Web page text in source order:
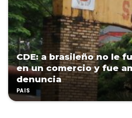
CDE: a brasileño no le
en un comercio y fue
denuncia
PAÍS